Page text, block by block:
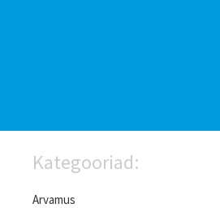
Kategooriad:
Arvamus